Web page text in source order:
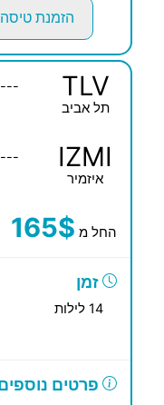
הזמנת טיסה
TLV
תל אביב
IZMI
איזמיר
החל מ 165$
זמן
14 לילות
פרטים